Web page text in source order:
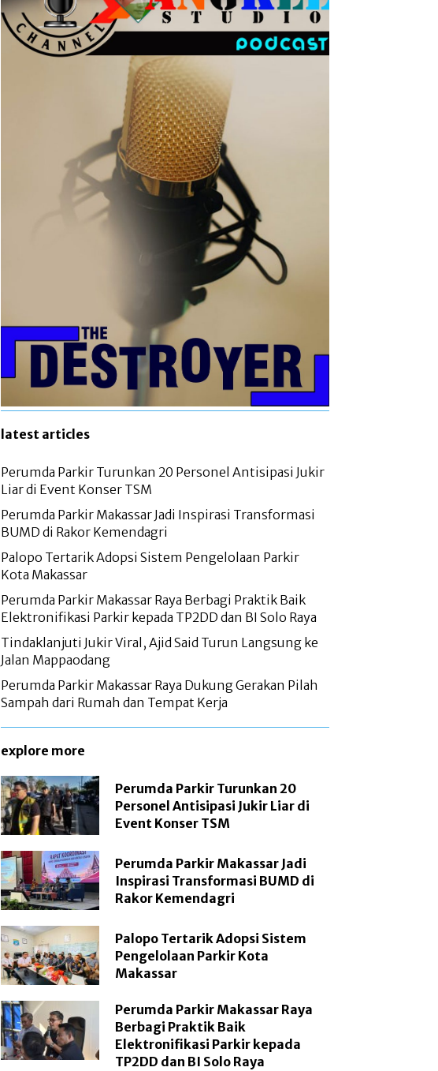
latest articles
Perumda Parkir Turunkan 20 Personel Antisipasi Jukir
Liar di Event Konser TSM
Perumda Parkir Makassar Jadi Inspirasi Transformasi
BUMD di Rakor Kemendagri
Palopo Tertarik Adopsi Sistem Pengelolaan Parkir
Kota Makassar
Perumda Parkir Makassar Raya Berbagi Praktik Baik
Elektronifikasi Parkir kepada TP2DD dan BI Solo Raya
Tindaklanjuti Jukir Viral, Ajid Said Turun Langsung ke
Jalan Mappaodang
Perumda Parkir Makassar Raya Dukung Gerakan Pilah
Sampah dari Rumah dan Tempat Kerja
explore more
Perumda Parkir Turunkan 20
Personel Antisipasi Jukir Liar di
Event Konser TSM
Perumda Parkir Makassar Jadi
Inspirasi Transformasi BUMD di
Rakor Kemendagri
Palopo Tertarik Adopsi Sistem
Pengelolaan Parkir Kota
Makassar
Perumda Parkir Makassar Raya
Berbagi Praktik Baik
Elektronifikasi Parkir kepada
TP2DD dan BI Solo Raya